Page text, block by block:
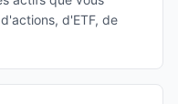
d'ETF, de